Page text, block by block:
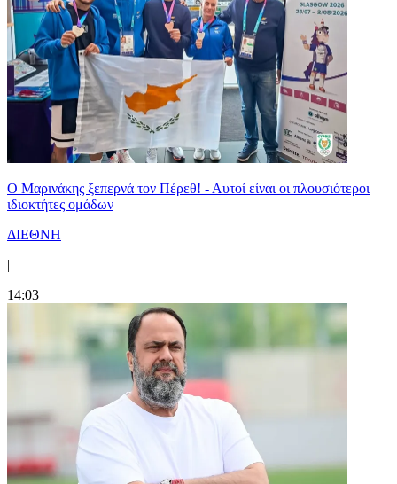
Ο Μαρινάκης ξεπερνά τον Πέρεθ! - Αυτοί είναι οι πλουσιότεροι
ιδιοκτήτες ομάδων
ΔΙΕΘΝΗ
|
14:03